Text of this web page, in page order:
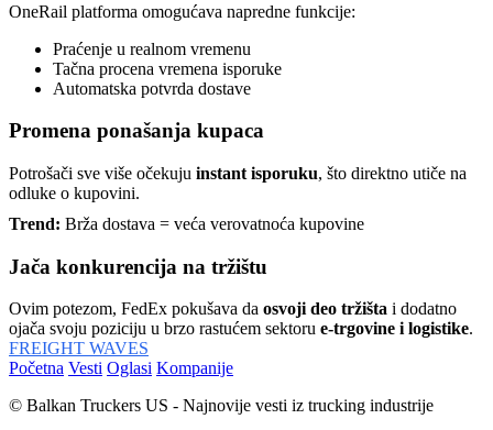
OneRail platforma omogućava napredne funkcije:
Praćenje u realnom vremenu
Tačna procena vremena isporuke
Automatska potvrda dostave
Promena ponašanja kupaca
Potrošači sve više očekuju instant isporuku, što direktno utiče na
odluke o kupovini.
Trend: Brža dostava = veća verovatnoća kupovine
Jača konkurencija na tržištu
Ovim potezom, FedEx pokušava da osvoji deo tržišta i dodatno
ojača svoju poziciju u brzo rastućem sektoru e-trgovine i logistike.
FREIGHT WAVES
Početna Vesti Oglasi Kompanije
© Balkan Truckers US - Najnovije vesti iz trucking industrije